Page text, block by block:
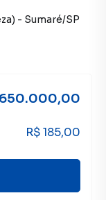
- Sumaré/SP
650.000,00
R$ 185,00